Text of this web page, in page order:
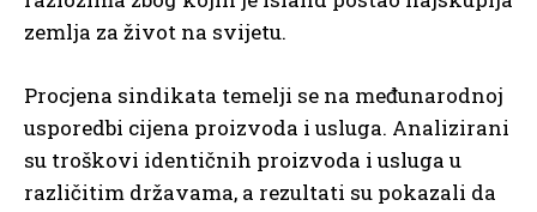
zemlja za život na svijetu.
Procjena sindikata temelji se na međunarodnoj
usporedbi cijena proizvoda i usluga. Analizirani
su troškovi identičnih proizvoda i usluga u
različitim državama, a rezultati su pokazali da